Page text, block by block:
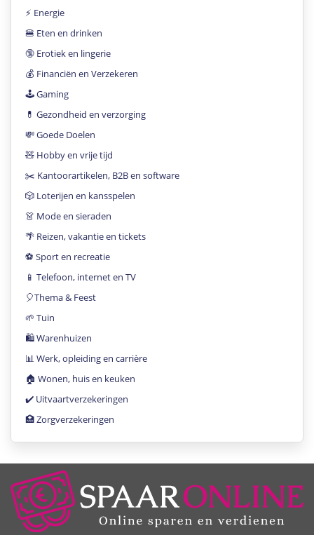
⚡️ Energie
🍔 Eten en drinken
🔞 Erotiek en lingerie
💰 Financiën en Verzekeren
🕹 Gaming
💊 Gezondheid en verzorging
💸 Goede Doelen
🧸 Hobby en vrije tijd
✂️ Kantoorartikelen, B2B en software
🎲 Loterijen en kansspelen
👗 Mode en sieraden
🌴 Reizen, vakantie en tickets
⚽️ Sport en recreatie
📱 Telefoon, internet en TV
🎈Thema & Feest
🌱 Tuin
🛍 Warenhuizen
📊 Werk, opleiding en carrière
🏠 Wonen, huis en keuken
✔️ Uitvaartverzekeringen
🏥 Zorgverzekeringen